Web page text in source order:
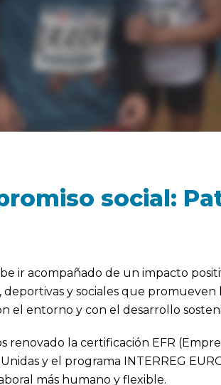
social:
ir acompañado de un impacto
y sociales que
el entorno y con el desarrollo
la certificación EFR
y el programa INTERREG
más humano y flexible.